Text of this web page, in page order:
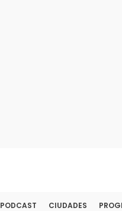
PODCAST CIUDADES